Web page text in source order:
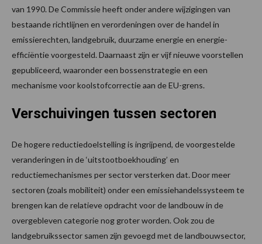
van 1990. De Commissie heeft onder andere wijzigingen van
bestaande richtlijnen en verordeningen over de handel in
emissierechten, landgebruik, duurzame energie en energie-
efficiëntie voorgesteld. Daarnaast zijn er vijf nieuwe voorstellen
gepubliceerd, waaronder een bossenstrategie en een
mechanisme voor koolstofcorrectie aan de EU-grens.
Verschuivingen tussen sectoren
De hogere reductiedoelstelling is ingrijpend, de voorgestelde
veranderingen in de ‘uitstootboekhouding’ en
reductiemechanismes per sector versterken dat. Door meer
sectoren (zoals mobiliteit) onder een emissiehandelssysteem te
brengen kan de relatieve opdracht voor de landbouw in de
overgebleven categorie nog groter worden. Ook zou de
landgebruikssector samen zijn gevoegd met de landbouwsector,